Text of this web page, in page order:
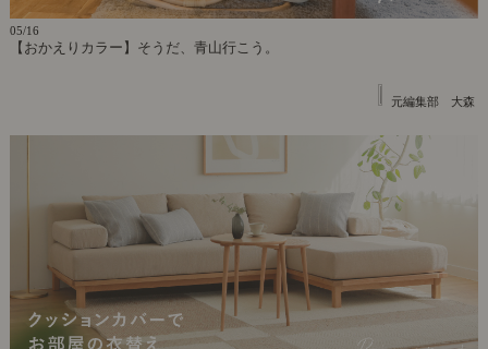
05/16
【おかえりカラー】そうだ、青山行こう。
元編集部 大森